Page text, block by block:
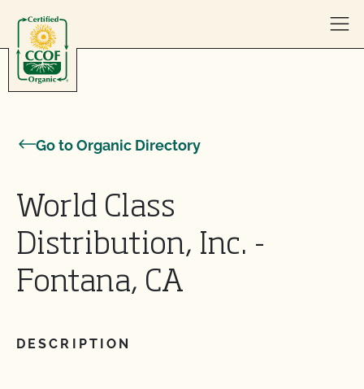
Go to Organic Directory
World Class
Distribution, Inc. -
Fontana, CA
DESCRIPTION